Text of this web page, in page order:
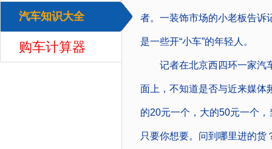
汽车知识大全
购车计算器
者。一装饰市场的小老板告诉
是一些开“小车”的年轻人。
记者在北京西四环一家汽车
面上，不知道是否与近来媒体
的20元一个，大的50元一个
只要你想要。问到哪里进的货